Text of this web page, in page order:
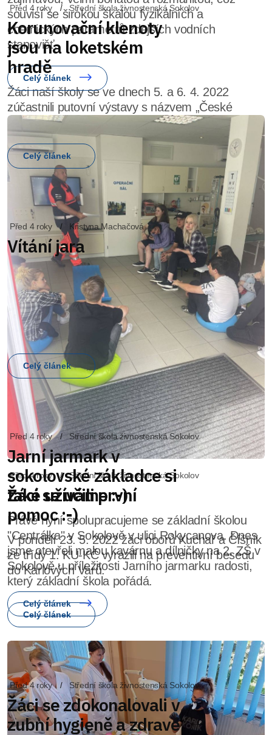
souvisí se širokou škálou fyzikálních a
chemických parametrů zdejších vodních
stanovišť.
Celý článek
Před 4 roky Střední škola živnostenská Sokolov
Žáci se učili první
pomoc :-)
V pondělí 23. 5. 2022 žáci oborů Kuchař a Číšník
ze třídy 1. KU-KČ vyrazili na preventivní besedu
do Karlových Varů.
Celý článek